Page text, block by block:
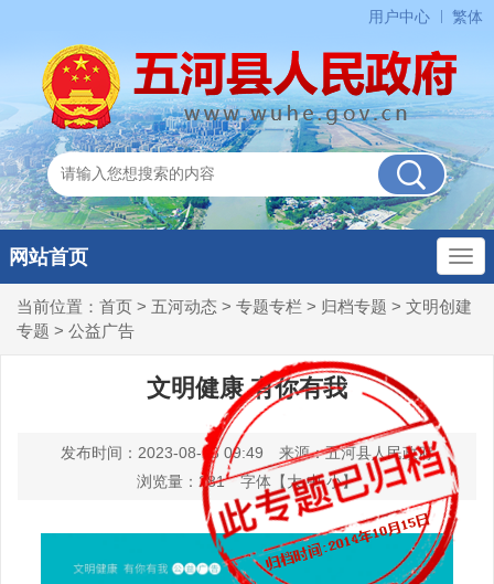
用户中心 繁体
网站首页
当前位置： 首页 > 五河动态 > 专题专栏 > 归档专题 > 文明创建
专题 > 公益广告
文明健康 有你有我
发布时间：2023-08-23 09:49
来源：五河县人民政府
浏览量： 281 字体【大 中 小】